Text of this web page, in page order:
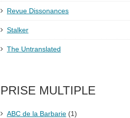
Revue Dissonances
Stalker
The Untranslated
PRISE MULTIPLE
ABC de la Barbarie (1)